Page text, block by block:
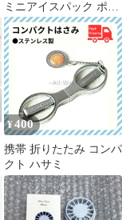
ミニアイスパック ポケ
ット ABB-S07
¥400
携帯 折りたたみ コンパ
クト ハサミ